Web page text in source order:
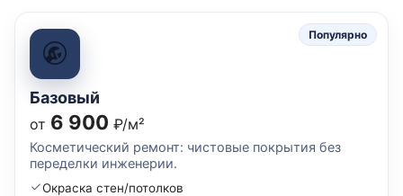
Популярно
Базовый
от 6 900 ₽/м²
Косметический ремонт: чистовые покрытия без
переделки инженерии.
Окраска стен/потолков